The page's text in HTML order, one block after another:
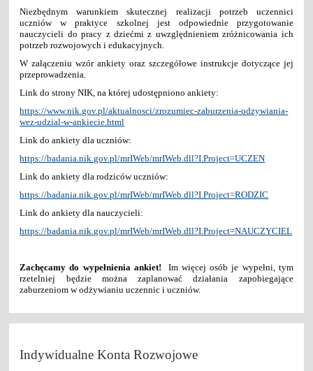
Niezbędnym warunkiem skutecznej realizacji potrzeb uczennici
uczniów w praktyce szkolnej jest odpowiednie przygotowanie
nauczycieli do pracy z dziećmi z uwzględnieniem zróżnicowania ich
potrzeb rozwojowych i edukacyjnych.
W załączeniu wzór ankiety oraz szczegółowe instrukcje dotyczące jej
przeprowadzenia.
Link do strony NIK, na której udostępniono ankiety:
https://www.nik.gov.pl/aktualnosci/zrozumiec-zaburzenia-odzywiania-
wez-udzial-w-ankiecie.html
Link do ankiety dla uczniów:
https://badania.nik.gov.pl/mrIWeb/mrIWeb.dll?I.Project=UCZEN
Link do ankiety dla rodziców uczniów:
https://badania.nik.gov.pl/mrIWeb/mrIWeb.dll?I.Project=RODZIC
Link do ankiety dla nauczycieli:
https://badania.nik.gov.pl/mrIWeb/mrIWeb.dll?I.Project=NAUCZYCIEL
Zachęcamy do wypełnienia ankiet! Im więcej osób je wypełni, tym
rzetelniej będzie można zaplanować działania zapobiegające
zaburzeniom w odżywianiu uczennic i uczniów.
Indywidualne Konta Rozwojowe